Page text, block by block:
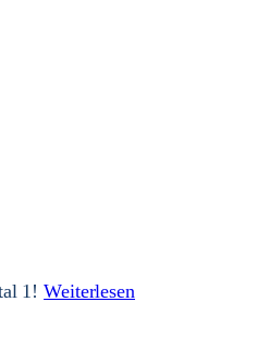
1!Weiterlesen